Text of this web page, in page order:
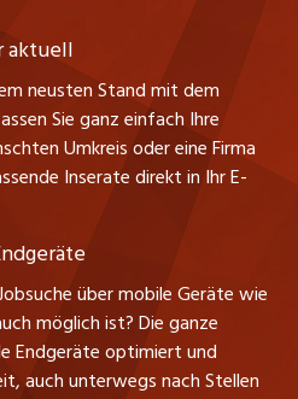
aktuell
neusten Stand mit dem
Sie ganz einfach Ihre
Umkreis oder eine Firma
Inserate direkt in Ihr E-
über mobile Geräte wie
möglich ist? Die ganze
Endgeräte optimiert und
auch unterwegs nach Stellen